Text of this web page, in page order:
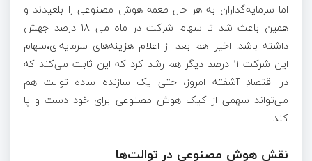
اما سرمایه‌گذاران به هر حال طعمه هوش مصنوعی را بلعیدند و
همین باعث شد تا سهام شرکت در ماه می ۱۸ درصد جهش
داشته باشد. اخیرا هم بعد از اعلام هزینه‌های سرمایه‌ای،سهام
این شرکت ۱۱ درصد دیگر هم رشد کرد که این ثابت می‌کند که
در اقتصادِ آشفته امروز، حتی یک سازنده ساده توالت هم
می‌تواند سهمی از کیک هوش مصنوعی برای خود دست‌ و پا
کند.
نقش هوش مصنوعی در توالت‌ها